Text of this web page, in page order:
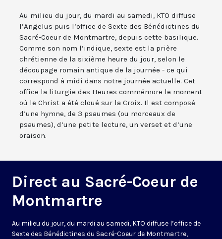
Au milieu du jour, du mardi au samedi, KTO diffuse
l’Angelus puis l’office de Sexte des Bénédictines du
Sacré-Coeur de Montmartre, depuis cette basilique.
Comme son nom l’indique, sexte est la prière
chrétienne de la sixième heure du jour, selon le
découpage romain antique de la journée - ce qui
correspond à midi dans notre journée actuelle. Cet
office la liturgie des Heures commémore le moment
où le Christ a été cloué sur la Croix. Il est composé
d’une hymne, de 3 psaumes (ou morceaux de
psaumes), d’une petite lecture, un verset et d’une
oraison.
Direct au Sacré-Coeur de
Montmartre
Au milieu du jour, du mardi au samedi, KTO diffuse l’office de
Sexte des Bénédictines du Sacré-Coeur de Montmartre,